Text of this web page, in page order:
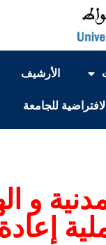
الأرشيف
للجامعة